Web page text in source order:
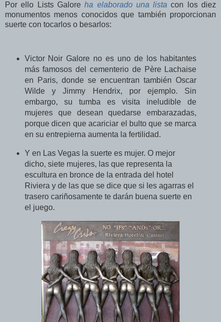
Por ello Lists Galoreha elaborado una lista con los diez
monumentos menos conocidos que también proporcionan
suerte con tocarlos o besarlos:
Victor Noir Galore no es uno de los habitantes
más famosos del cementerio de Père Lachaise
en Paris, donde se encuentran también Oscar
Wilde y Jimmy Hendrix, por ejemplo. Sin
embargo, su tumba es visita ineludible de
mujeres que desean quedarse embarazadas,
porque dicen que acariciar el bulto que se marca
en su entrepierna aumenta la fertilidad.
Y en Las Vegas la suerte es mujer. O mejor
dicho, siete mujeres, las que representa la
escultura en bronce de la entrada del hotel
Riviera y de las que se dice que si les agarras el
trasero cariñosamente te darán buena suerte en
el juego.